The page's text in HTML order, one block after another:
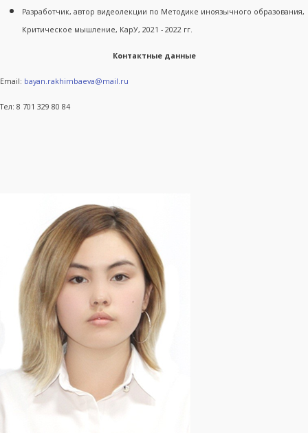
Разработчик, автор видеолекции по Методике иноязычного образования,
Критическое мышление, КарУ, 2021 - 2022 гг.
Контактные данные
Email: bayan.rakhimbaeva@mail.ru
Тел: 8 701 329 80 84